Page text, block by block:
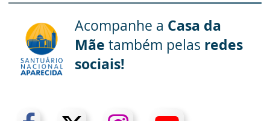
Acompanhe a Casa da
Mãetambém pelas redes
sociais!